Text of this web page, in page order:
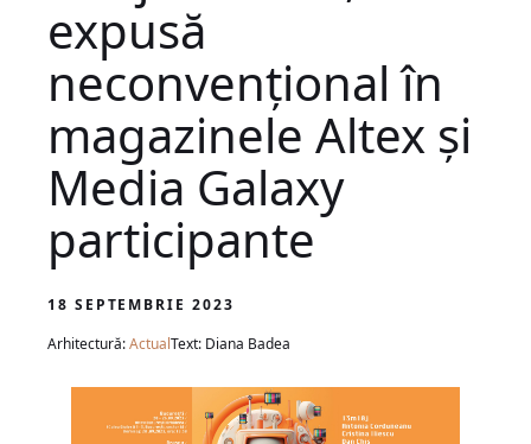
expusă
neconvențional în
magazinele Altex și
Media Galaxy
participante
18 SEPTEMBRIE 2023
Arhitectură:ActualText: Diana Badea